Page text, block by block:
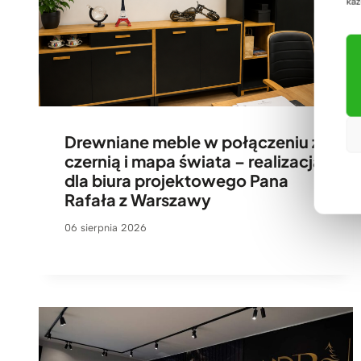
Drewniane meble w połączeniu z
czernią i mapa świata – realizacja
dla biura projektowego Pana
Rafała z Warszawy
06 sierpnia 2026